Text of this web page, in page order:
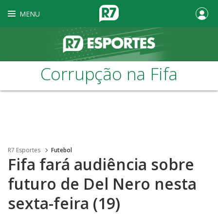
MENU
Corrupção na Fifa
R7 Esportes Futebol
Fifa fará audiência sobre
futuro de Del Nero nesta
sexta-feira (19)